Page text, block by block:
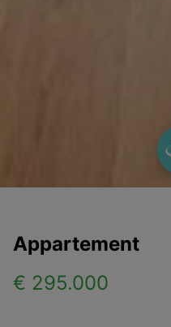
Appartement
€ 295.000